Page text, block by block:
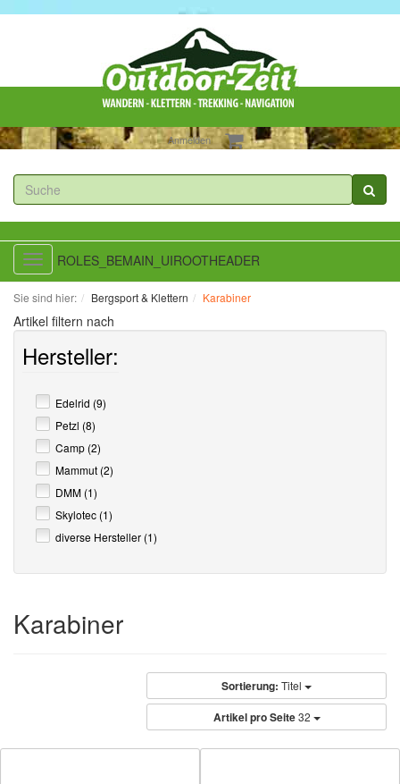
Anmelden
Toggle
navigation
ROLES_BEMAIN_UIROOTHEADER
Sie sind hier: Bergsport & Klettern Karabiner
Artikel filtern nach
Hersteller:
Edelrid (9)
Petzl (8)
Camp (2)
Mammut (2)
DMM (1)
Skylotec (1)
diverse Hersteller (1)
Karabiner
Sortierung: Titel
Artikel pro Seite 32